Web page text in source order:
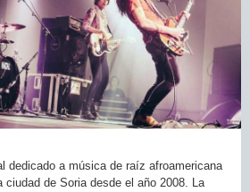
dedicado a música de raíz afroamericana
ciudad de Soria desde el año 2008. La